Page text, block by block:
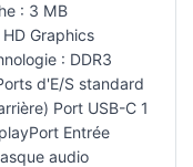
: 3 MB
Graphics
: DDR3
d'E/S standard
Port USB-C 1
Entrée
audio